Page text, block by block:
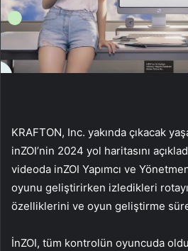
KRAFTON, Inc. yakında çıkacak
inZOI’nin 2024 yol haritasını
videoda inZOI Yapımcı ve
oyunu geliştirirken izledikleri
özelliklerini ve oyun geliştirme
İnZOI, tüm kontrolün oyuncuda